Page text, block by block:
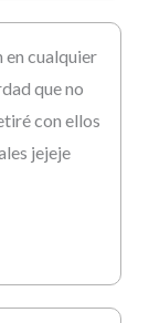
cualquier
que no
con ellos
jejeje